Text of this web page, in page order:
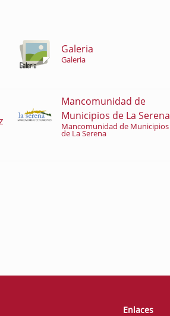
Galeria
Galeria
Mancomunidad de
Municipios de La Serena
Mancomunidad de Municipios
de La Serena
Enlaces